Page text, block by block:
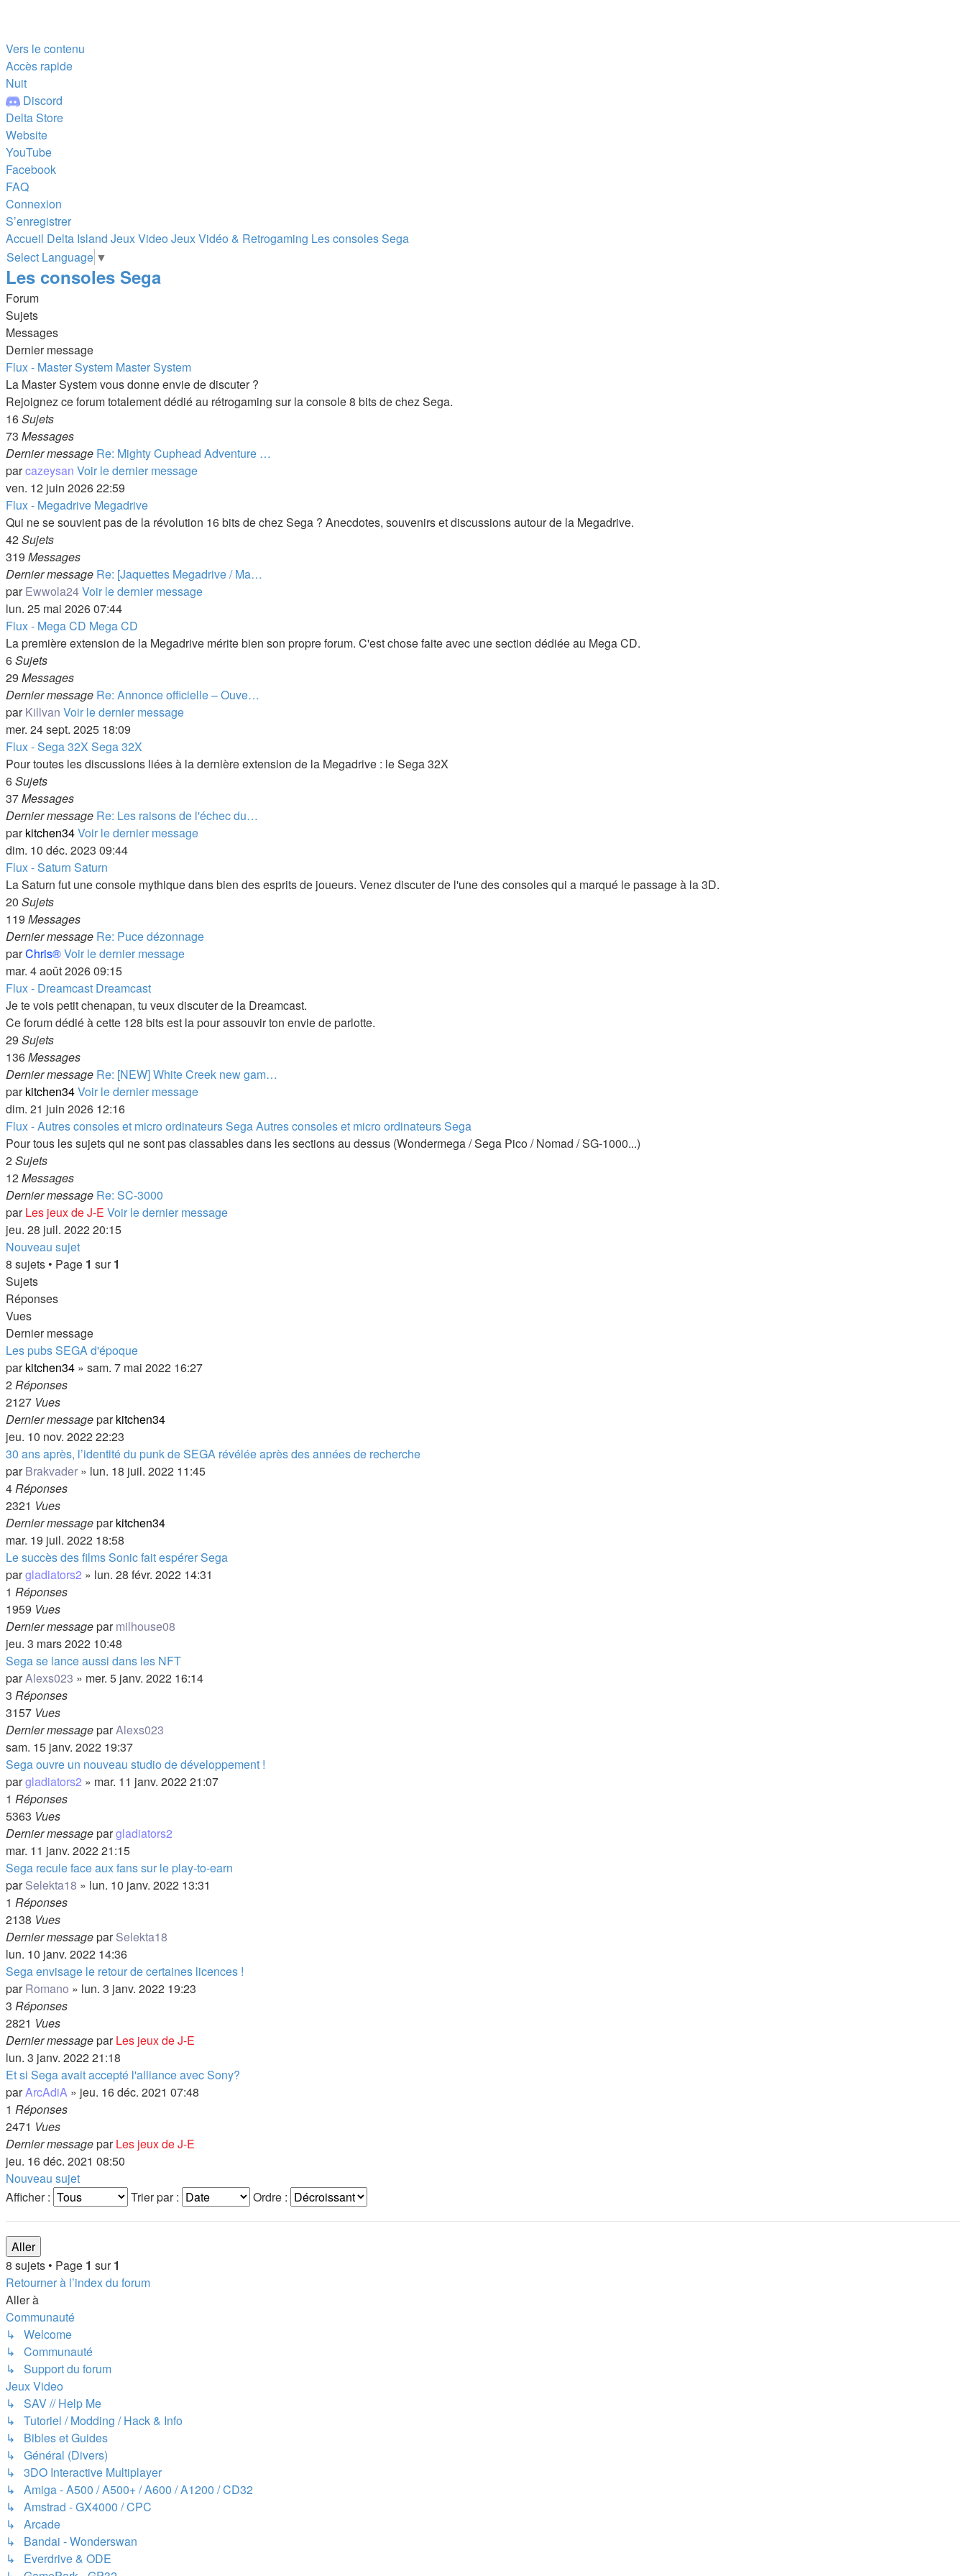
Vers le contenu
Accès rapide
Nuit
Discord
Delta Store
Website
YouTube
Facebook
FAQ
Connexion
S’enregistrer
Accueil Delta Island Jeux Video Jeux Vidéo & Retrogaming Les consoles Sega
Select Language ▼
Les consoles Sega
Forum
Sujets
Messages
Dernier message
Flux - Master System Master System
La Master System vous donne envie de discuter ?
Rejoignez ce forum totalement dédié au rétrogaming sur la console 8 bits de chez Sega.
16Sujets
73 Messages
Dernier message Re: Mighty Cuphead Adventure …
parcazeysan Voir le dernier message
ven. 12 juin 2026 22:59
Flux - Megadrive Megadrive
Qui ne se souvient pas de la révolution 16 bits de chez Sega ? Anecdotes, souvenirs et discussions autour de la Megadrive.
42Sujets
319 Messages
Dernier message Re: [Jaquettes Megadrive / Ma…
parEwwola24Voir le dernier message
lun. 25 mai 2026 07:44
Flux - Mega CD Mega CD
La première extension de la Megadrive mérite bien son propre forum. C'est chose faite avec une section dédiée au Mega CD.
6Sujets
29 Messages
Dernier message Re: Annonce officielle – Ouve…
parKillvan Voir le dernier message
mer. 24 sept. 2025 18:09
Flux - Sega 32X Sega 32X
Pour toutes les discussions liées à la dernière extension de la Megadrive : le Sega 32X
6Sujets
37Messages
Dernier message Re: Les raisons de l'échec du…
parkitchen34Voir le dernier message
dim. 10 déc. 2023 09:44
Flux - Saturn Saturn
La Saturn fut une console mythique dans bien des esprits de joueurs. Venez discuter de l'une des consoles qui a marqué le passage à la 3D.
20 Sujets
119 Messages
Dernier message Re: Puce dézonnage
parChris®Voir le dernier message
mar. 4 août 2026 09:15
Flux - Dreamcast Dreamcast
Je te vois petit chenapan, tu veux discuter de la Dreamcast.
Ce forum dédié à cette 128 bits est la pour assouvir ton envie de parlotte.
29 Sujets
136Messages
Dernier message Re: [NEW] White Creek new gam…
parkitchen34Voir le dernier message
dim. 21 juin 2026 12:16
Flux - Autres consoles et micro ordinateurs SegaAutres consoles et micro ordinateurs Sega
Pour tous les sujets qui ne sont pas classables dans les sections au dessus (Wondermega / Sega Pico / Nomad / SG-1000...)
2Sujets
12Messages
Dernier message Re: SC-3000
parLes jeux de J-E Voir le dernier message
jeu. 28 juil. 2022 20:15
Nouveau sujet
8 sujets • Page 1 sur1
Sujets
Réponses
Vues
Dernier message
Les pubs SEGA d'époque
parkitchen34 » sam. 7 mai 2022 16:27
2Réponses
2127 Vues
Dernier messageparkitchen34
jeu. 10 nov. 2022 22:23
30 ans après, l’identité du punk de SEGA révélée après des années de recherche
parBrakvader » lun. 18 juil. 2022 11:45
4Réponses
2321 Vues
Dernier messageparkitchen34
mar. 19 juil. 2022 18:58
Le succès des films Sonic fait espérer Sega
pargladiators2 » lun. 28 févr. 2022 14:31
1 Réponses
1959 Vues
Dernier messageparmilhouse08
jeu. 3 mars 2022 10:48
Sega se lance aussi dans les NFT
parAlexs023 » mer. 5 janv. 2022 16:14
3 Réponses
3157 Vues
Dernier messageparAlexs023
sam. 15 janv. 2022 19:37
Sega ouvre un nouveau studio de développement !
pargladiators2 » mar. 11 janv. 2022 21:07
1 Réponses
5363 Vues
Dernier messagepargladiators2
mar. 11 janv. 2022 21:15
Sega recule face aux fans sur le play-to-earn
parSelekta18 » lun. 10 janv. 2022 13:31
1 Réponses
2138 Vues
Dernier messageparSelekta18
lun. 10 janv. 2022 14:36
Sega envisage le retour de certaines licences !
parRomano » lun. 3 janv. 2022 19:23
3 Réponses
2821 Vues
Dernier messageparLes jeux de J-E
lun. 3 janv. 2022 21:18
Et si Sega avait accepté l'alliance avec Sony?
parArcAdiA » jeu. 16 déc. 2021 07:48
1 Réponses
2471 Vues
Dernier messageparLes jeux de J-E
jeu. 16 déc. 2021 08:50
Nouveau sujet
Afficher :
Trier par : Ordre :
8 sujets • Page 1 sur1
Retourner à l’index du forum
Aller à
Communauté
↳ Welcome
↳ Communauté
↳ Support du forum
Jeux Video
↳ SAV // Help Me
↳ Tutoriel / Modding / Hack & Info
↳ Bibles et Guides
↳ Général (Divers)
↳ 3DO Interactive Multiplayer
↳ Amiga - A500 / A500+ / A600 / A1200 / CD32
↳ Amstrad - GX4000 / CPC
↳ Arcade
↳ Bandai - Wonderswan
↳ Everdrive & ODE